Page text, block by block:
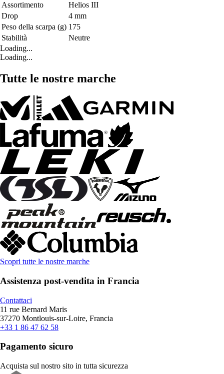
Assortimento
Helios III
Drop
4 mm
Peso della scarpa (g) 175
Stabilità
Neutre
Loading...
Loading...
Tutte le nostre marche
Scopri tutte le nostre marche
Assistenza post-vendita in Francia
Contattaci
11 rue Bernard Maris
37270 Montlouis-sur-Loire, Francia
+33 1 86 47 62 58
Pagamento sicuro
Acquista sul nostro sito in tutta sicurezza